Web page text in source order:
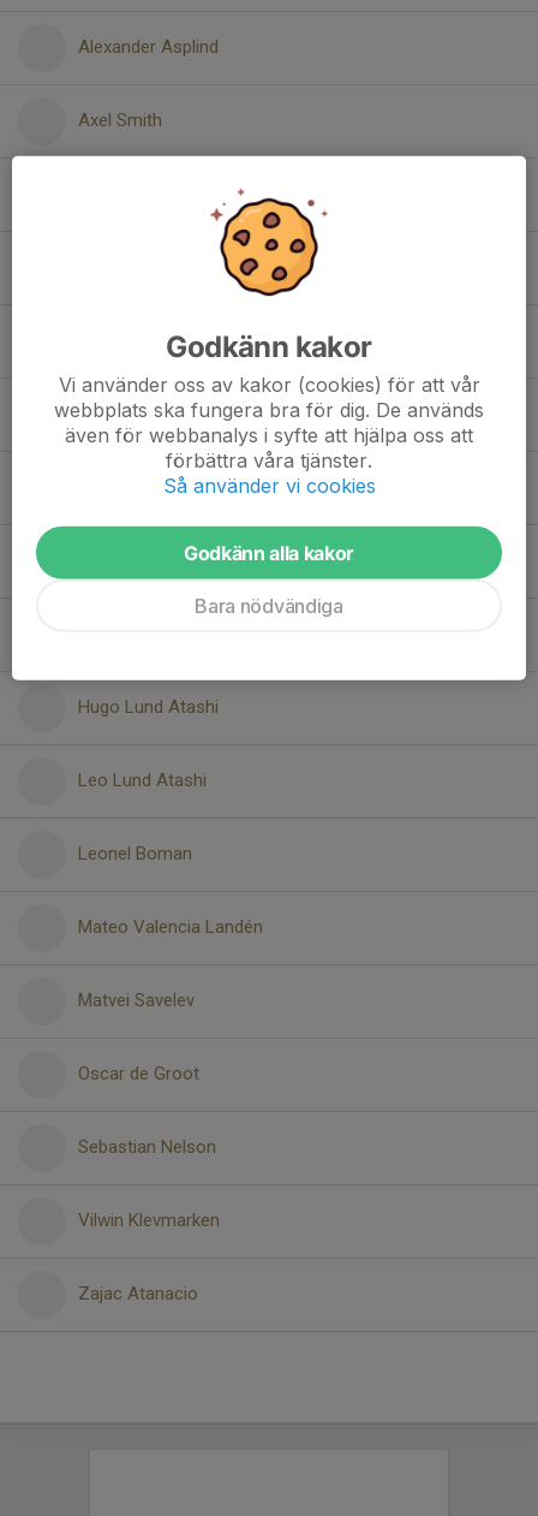
Alexander Asplind
Axel Smith
Danial Khodabakhshian
Elias Yousef
Frans Hasselborg
Harry Backsell
Hugo Lund Atashi
Leo Lund Atashi
Leonel Boman
Mateo Valencia Landén
Matvei Savelev
Oscar de Groot
Sebastian Nelson
Vilwin Klevmarken
Zajac Atanacio
Godkänn kakor
Vi använder oss av kakor (cookies) för att vår
webbplats ska fungera bra för dig. De används
även för webbanalys i syfte att hjälpa oss att
förbättra våra tjänster.
Så använder vi cookies
Godkänn alla kakor
Bara nödvändiga